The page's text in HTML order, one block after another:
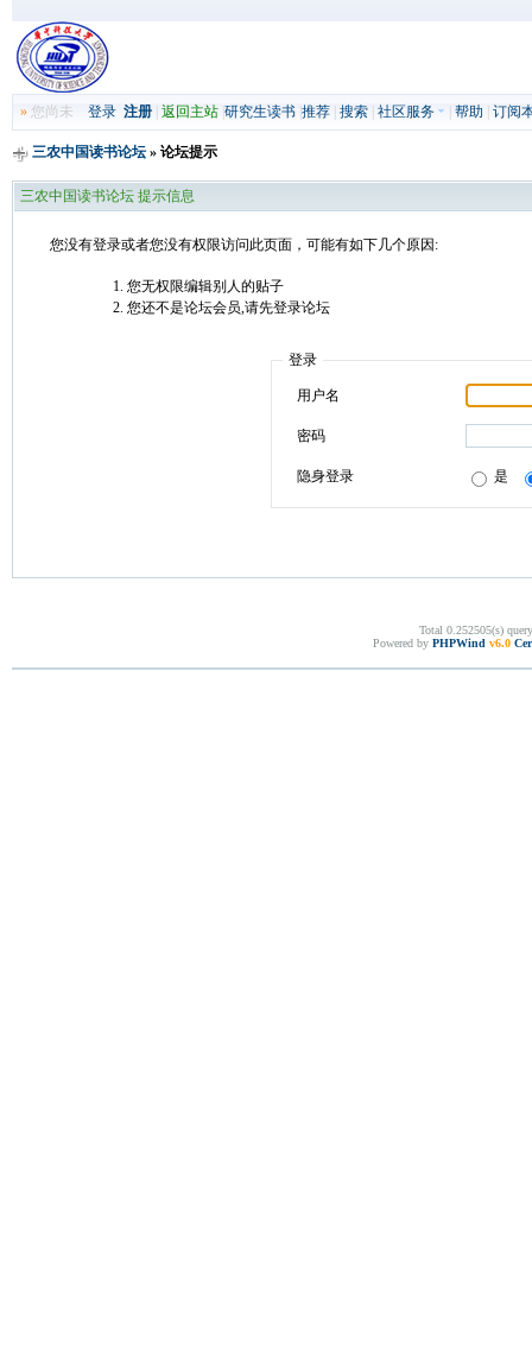
»您尚未 登录 注册| 返回主站| 研究生读书| 推荐| 搜索| 社区服务 帮助 订阅
三农中国读书论坛» 论坛提示
三农中国读书论坛 提示信息
您没有登录或者您没有权限访问此页面，可能有如下几个原因:
您无权限编辑别人的贴子
您还不是论坛会员,请先登录论坛
登录
用户名
密码
隐身登录 是
Total 0.252505(s)
Powered by PHPWind v6.0